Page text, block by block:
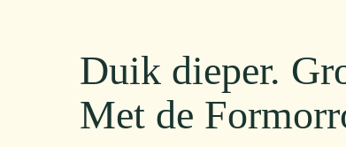
Duik dieper.
Met de